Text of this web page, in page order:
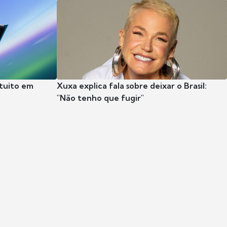
em
Xuxa explica fala sobre deixar o Brasil:
"Não tenho que fugir"